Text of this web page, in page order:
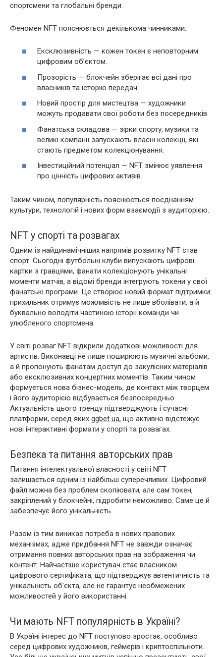
спортсмени та глобальні бренди.
Феномен NFT пояснюється декількома чинниками:
Ексклюзивність — кожен токен є неповторним
цифровим об’єктом.
Прозорість — блокчейн зберігає всі дані про
власників та історію передач.
Новий простір для мистецтва — художники
можуть продавати свої роботи без посередників.
Фанатська складова — зірки спорту, музики та
великі компанії запускають власні колекції, які
стають предметом колекціонування.
Інвестиційний потенціал — NFT змінює уявлення
про цінність цифрових активів.
Таким чином, популярність пояснюється поєднанням
культури, технологій і нових форм взаємодії з аудиторією.
NFT у спорті та розвагах
Одним із найдинамічніших напрямів розвитку NFT став
спорт. Сьогодні футбольні клуби випускають цифрові
картки з гравцями, фанати колекціонують унікальні
моменти матчів, а відомі бренди інтегрують токени у свої
фанатські програми. Це створює новий формат підтримки:
прихильник отримує можливість не лише вболівати, а й
буквально володіти частиною історії команди чи
улюбленого спортсмена.
У світі розваг NFT відкрили додаткові можливості для
артистів. Виконавці не лише поширюють музичні альбоми,
а й пропонують фанатам доступ до закулісних матеріалів
або ексклюзивних концертних моментів. Таким чином
формується нова бізнес-модель, де контакт між творцем
і його аудиторією відбувається безпосередньо.
Актуальність цього тренду підтверджують і сучасні
платформи, серед яких ggbet ua, що активно відстежує
нові інтерактивні формати у спорті та розвагах.
Безпека та питання авторських прав
Питання інтелектуальної власності у світі NFT
залишається одним із найбільш суперечливих. Цифровий
файл можна без проблем скопіювати, але сам токен,
закріплений у блокчейні, підробити неможливо. Саме це й
забезпечує його унікальність.
Разом із тим виникає потреба в нових правових
механізмах, адже придбання NFT не завжди означає
отримання повних авторських прав на зображення чи
контент. Найчастіше користувач стає власником
цифрового сертифіката, що підтверджує автентичність та
унікальність об’єкта, але не гарантує необмежених
можливостей у його використанні.
Чи мають NFT популярність в Україні?
В Україні інтерес до NFT поступово зростає, особливо
серед цифрових художників, геймерів і криптоспільноти.